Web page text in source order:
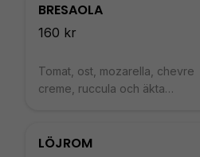
BRESAOLA
160 kr
Tomat, ost, mozarella, chevre
creme, ruccula och äkta
LÖJROM